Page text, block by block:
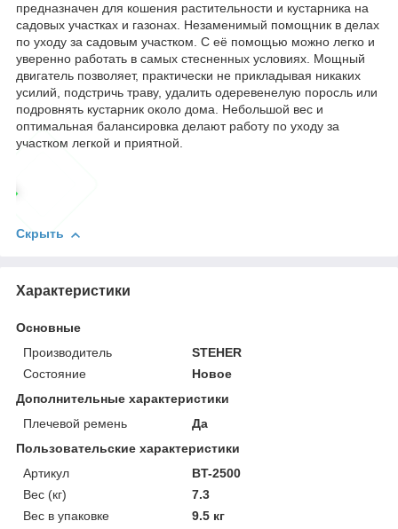
предназначен для кошения растительности и кустарника на
садовых участках и газонах. Незаменимый помощник в делах
по уходу за садовым участком. С её помощью можно легко и
уверенно работать в самых стесненных условиях. Мощный
двигатель позволяет, практически не прикладывая никаких
усилий, подстричь траву, удалить одеревенелую поросль или
подровнять кустарник около дома. Небольшой вес и
оптимальная балансировка делают работу по уходу за
участком легкой и приятной.
Скрыть
Характеристики
Основные
Производитель
STEHER
Состояние
Новое
Дополнительные характеристики
Плечевой ремень
Да
Пользовательские характеристики
Артикул
BT-2500
Вес (кг)
7.3
Вес в упаковке
9.5 кг